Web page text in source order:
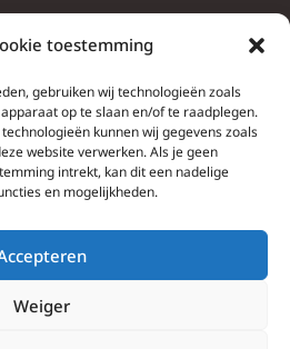
toestemming
gebruiken wij technologieën zoals
op te slaan en/of te raadplegen.
kunnen wij gegevens zoals
website verwerken. Als je geen
intrekt, kan dit een nadelige
en mogelijkheden.
Weiger